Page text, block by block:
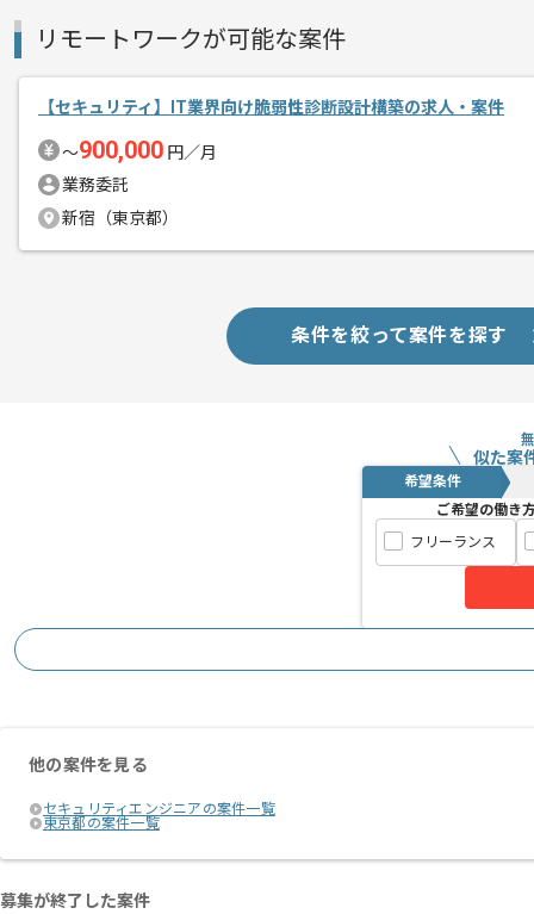
リモートワークが可能な案件
【セキュリティ】IT業界向け脆弱性診断設計構築の求人・案件
〜900,000 円／月
業務委託
新宿（東京都）
条件を絞って案件を探す
似た案
希望条件
ご希望の働き
フリーランス
他の案件を見る
セキュリティエンジニアの案件一覧
東京都の案件一覧
募集が終了した案件